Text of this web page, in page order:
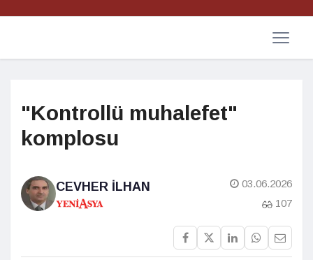
"Kontrollü muhalefet"
komplosu
CEVHER İLHAN
03.06.2026
107